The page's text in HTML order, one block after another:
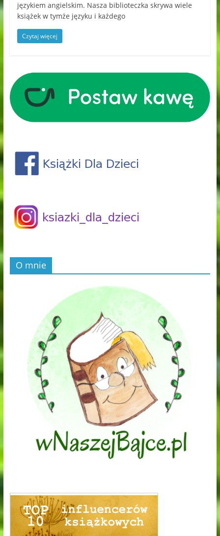
językiem angielskim. Nasza biblioteczka skrywa wiele
książek w tymże języku i każdego
Czytaj więcej
O mnie